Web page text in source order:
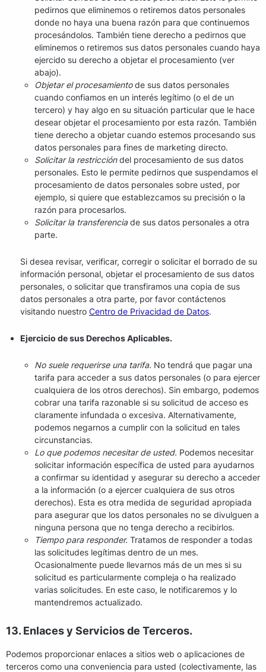
pedirnos que eliminemos o retiremos datos personales
donde no haya una buena razón para que continuemos
procesándolos. También tiene derecho a pedirnos que
eliminemos o retiremos sus datos personales cuando haya
ejercido su derecho a objetar el procesamiento (ver
abajo).
Objetar el procesamientode sus datos personales
cuando confiamos en un interés legítimo (o el de un
tercero) y hay algo en su situación particular que le hace
desear objetar el procesamiento por esta razón. También
tiene derecho a objetar cuando estemos procesando sus
datos personales para fines de marketing directo.
Solicitar la restriccióndel procesamiento de sus datos
personales. Esto le permite pedirnos que suspendamos el
procesamiento de datos personales sobre usted, por
ejemplo, si quiere que establezcamos su precisión o la
razón para procesarlos.
Solicitar la transferenciade sus datos personales a otra
parte.
Si desea revisar, verificar, corregir o solicitar el borrado de su
información personal, objetar el procesamiento de sus datos
personales, o solicitar que transfiramos una copia de sus
datos personales a otra parte, por favor contáctenos
visitando nuestro Centro de Privacidad de Datos.
Ejercicio de sus Derechos Aplicables.
No suele requerirse una tarifa. No tendrá que pagar una
tarifa para acceder a sus datos personales (o para ejercer
cualquiera de los otros derechos). Sin embargo, podemos
cobrar una tarifa razonable si su solicitud de acceso es
claramente infundada o excesiva. Alternativamente,
podemos negarnos a cumplir con la solicitud en tales
circunstancias.
Lo que podemos necesitar de usted. Podemos necesitar
solicitar información específica de usted para ayudarnos
a confirmar su identidad y asegurar su derecho a acceder
a la información (o a ejercer cualquiera de sus otros
derechos). Esta es otra medida de seguridad apropiada
para asegurar que los datos personales no se divulguen a
ninguna persona que no tenga derecho a recibirlos.
Tiempo para responder. Tratamos de responder a todas
las solicitudes legítimas dentro de un mes.
Ocasionalmente puede llevarnos más de un mes si su
solicitud es particularmente compleja o ha realizado
varias solicitudes. En este caso, le notificaremos y lo
mantendremos actualizado.
13. Enlaces y Servicios de Terceros.
Podemos proporcionar enlaces a sitios web o aplicaciones de
terceros como una conveniencia para usted (colectivamente, las